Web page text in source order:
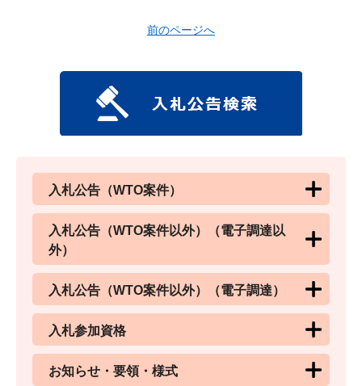
前のページへ
入札公告（WTO案件）
入札公告（WTO案件以外）（電子調達以
外）
入札公告（WTO案件以外）（電子調達）
入札参加資格
お知らせ・要領・様式